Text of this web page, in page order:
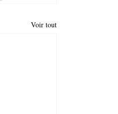
Voir tout